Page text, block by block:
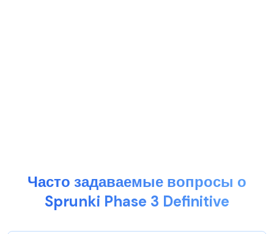
Часто задаваемые вопросы о
Sprunki Phase 3 Definitive